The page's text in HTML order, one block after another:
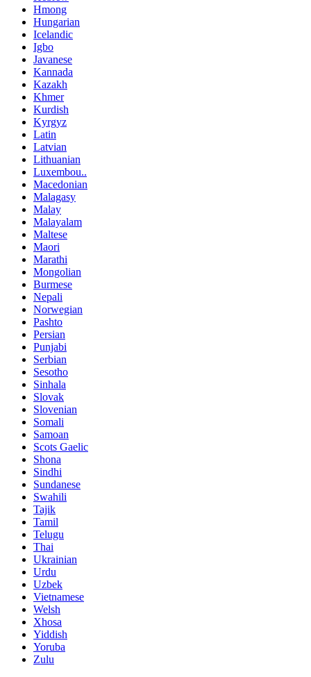
Hmong
Hungarian
Icelandic
Igbo
Javanese
Kannada
Kazakh
Khmer
Kurdish
Kyrgyz
Latin
Latvian
Lithuanian
Luxembou..
Macedonian
Malagasy
Malay
Malayalam
Maltese
Maori
Marathi
Mongolian
Burmese
Nepali
Norwegian
Pashto
Persian
Punjabi
Serbian
Sesotho
Sinhala
Slovak
Slovenian
Somali
Samoan
Scots Gaelic
Shona
Sindhi
Sundanese
Swahili
Tajik
Tamil
Telugu
Thai
Ukrainian
Urdu
Uzbek
Vietnamese
Welsh
Xhosa
Yiddish
Yoruba
Zulu